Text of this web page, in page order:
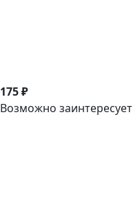
175 ₽
Возможно заинтересует